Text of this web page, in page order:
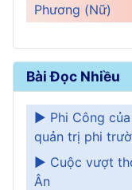
Phương (Nữ)
Bài Đọc Nhiều
► Phi Công của
quản trị phi
► Cuộc vượt
Ân